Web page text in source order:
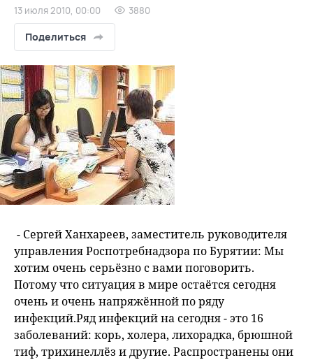
13 июля 2010, 00:00 3880
Поделиться
- Сергей Ханхареев, заместитель руководителя
управления Роспотребнадзора по Бурятии: Мы
хотим очень серьёзно с вами поговорить.
Потому что ситуация в мире остаётся сегодня
очень и очень напряжённой по ряду
инфекций.Ряд инфекций на сегодня - это 16
заболеваний: корь, холера, лихорадка, брюшной
тиф, трихинеллёз и другие. Распространены они